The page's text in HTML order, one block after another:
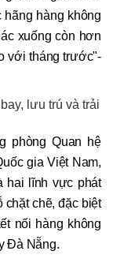
hãng hàng không
xuống còn hơn
với tháng trước"-
lưu trú và trải
phòng Quan hệ
gia Việt Nam,
hai lĩnh vực phát
chặt chẽ, đặc biệt
nối hàng không
Đà Nẵng.